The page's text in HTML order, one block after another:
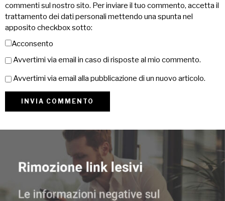
commenti sul nostro sito. Per inviare il tuo commento, accetta il
trattamento dei dati personali mettendo una spunta nel
apposito checkbox sotto:
Acconsento
Avvertimi via email in caso di risposte al mio commento.
Avvertimi via email alla pubblicazione di un nuovo articolo.